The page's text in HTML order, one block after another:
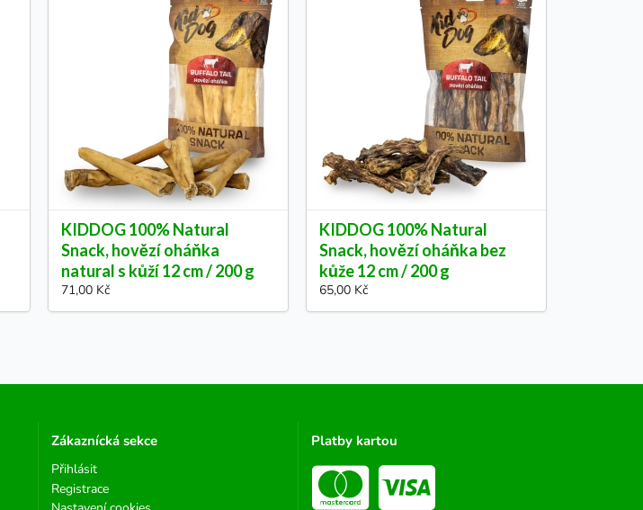
KIDDOG 100% Natural
Snack, hovězí oháňka
natural s kůží 12 cm / 200 g
71,00 Kč
KIDDOG 100% Natural
Snack, hovězí oháňka bez
kůže 12 cm / 200 g
65,00 Kč
Zákaznícká sekce
Přihlásit
Registrace
Platby kartou